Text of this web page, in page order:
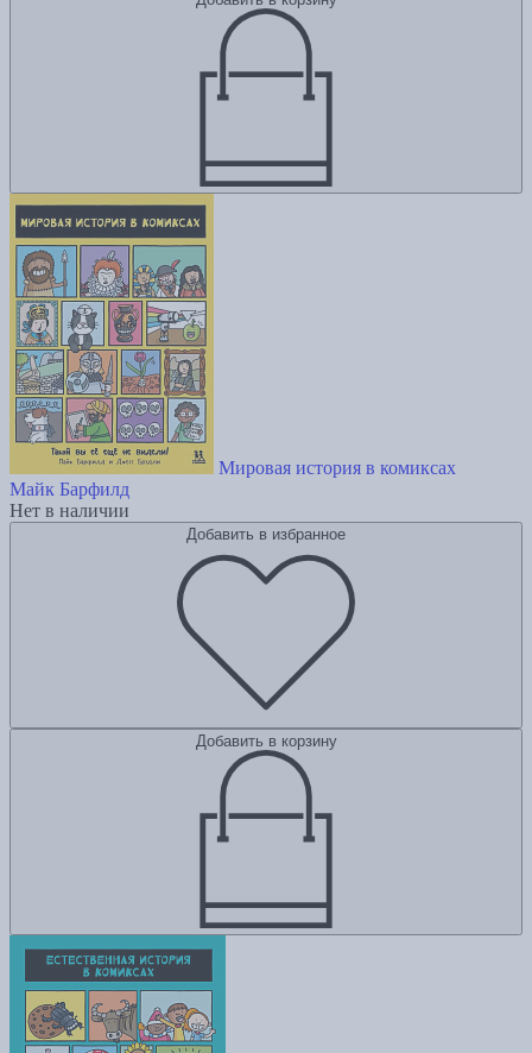
Мировая история в комиксах
Майк Барфилд
Нет в наличии
Добавить в избранное
Добавить в корзину